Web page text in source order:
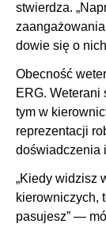
stwierdza.
dowie się o
Obecność
ERG. Weterani
tym w
reprezentacji
doświadczenia
„Kiedy widzisz
kierowniczych,
pasujesz” —